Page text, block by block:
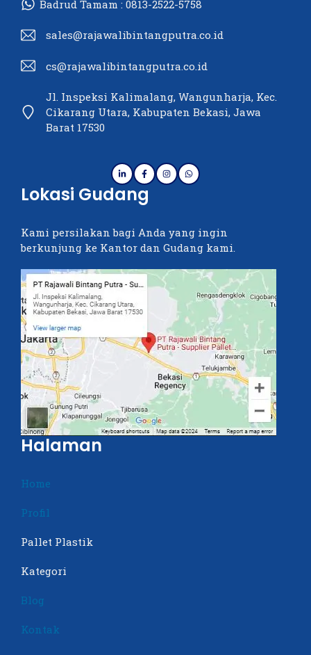
Badrud Tamam : 0813-2522-5758
sales@rajawalibintangputra.co.id
cs@rajawalibintangputra.co.id
Jl. Inspeksi Kalimalang, Wangunharja, Kec.
Cikarang Utara, Kabupaten Bekasi, Jawa
Barat 17530
Lokasi Gudang
Kami persilakan bagi Anda yang ingin
berkunjung ke Kantor dan Gudang kami.
Halaman
Home
Profil
Pallet Plastik
Kategori
Blog
Kontak